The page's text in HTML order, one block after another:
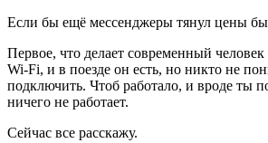
Если бы ещё мессенджеры тянул цены
Первое, что делает современный человек
Wi-Fi, и в поезде он есть, но никто не
подключить. Чтоб работало, и вроде ты
ничего не работает.
Сейчас все расскажу.